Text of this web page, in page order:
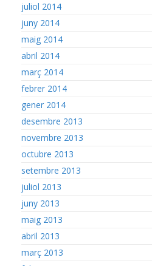
juliol 2014
juny 2014
maig 2014
abril 2014
març 2014
febrer 2014
gener 2014
desembre 2013
novembre 2013
octubre 2013
setembre 2013
juliol 2013
juny 2013
maig 2013
abril 2013
març 2013